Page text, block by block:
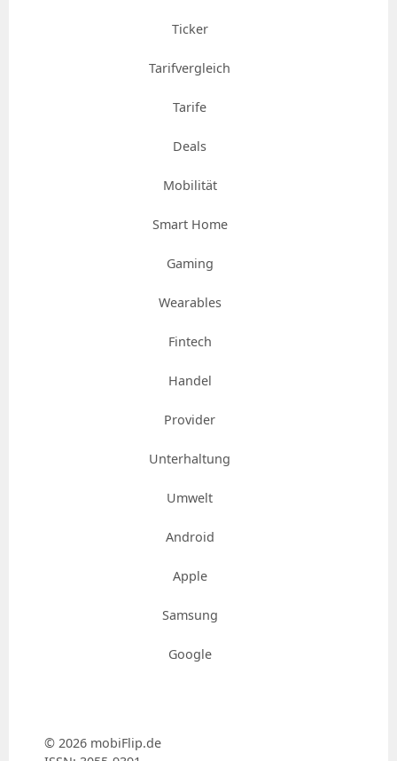
Ticker
Tarifvergleich
Tarife
Deals
Mobilität
Smart Home
Gaming
Wearables
Fintech
Handel
Provider
Unterhaltung
Umwelt
Android
Apple
Samsung
Google
© 2026 mobiFlip.de